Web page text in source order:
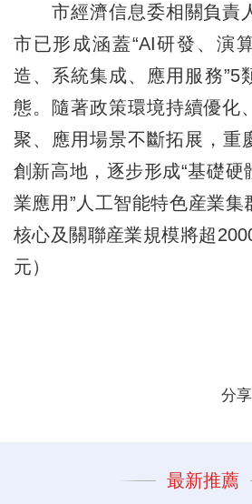
市經濟信息委相關負責
市已形成涵蓋“AI研發、演
造、系統集成、應用服務”5
態。隨著政策環境持續優化
聚、應用場景不斷拓展，重
創新高地，逐步形成“基礎
業應用”人工智能特色産業集
核心及關聯産業規模將超
元）
分享
最新推薦